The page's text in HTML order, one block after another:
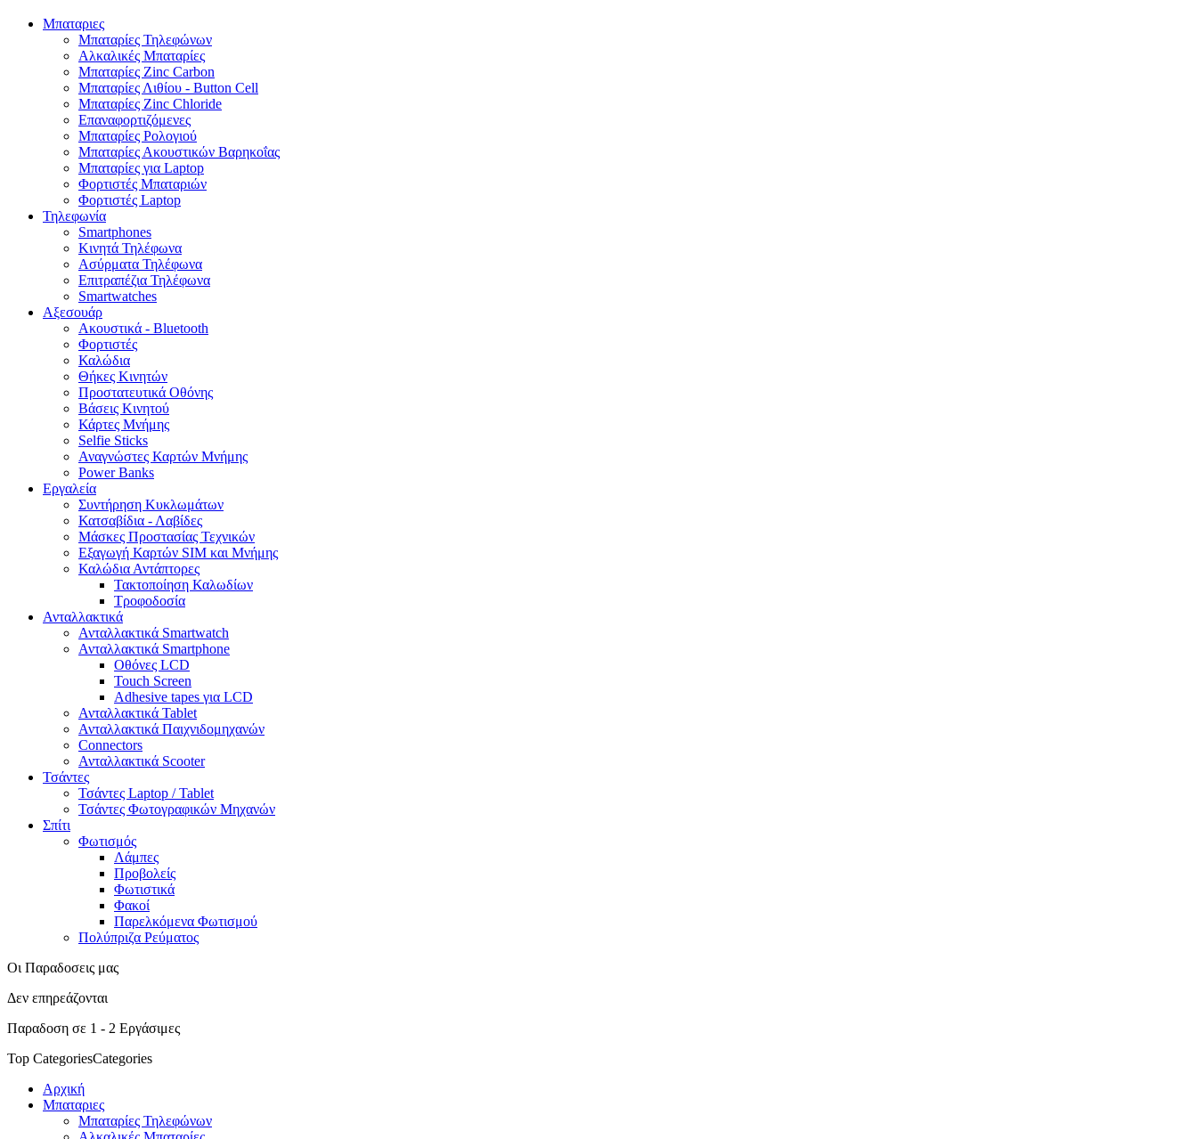
Μπαταριες
Μπαταρίες Τηλεφώνων
Αλκαλικές Μπαταρίες
Μπαταρίες Zinc Carbon
Μπαταρίες Λιθίου - Button Cell
Μπαταρίες Zinc Chloride
Επαναφορτιζόμενες
Μπαταρίες Ρολογιού
Μπαταρίες Ακουστικών Βαρηκοΐας
Μπαταρίες για Laptop
Φορτιστές Μπαταριών
Φορτιστές Laptop
Τηλεφωνία
Smartphones
Κινητά Τηλέφωνα
Ασύρματα Τηλέφωνα
Επιτραπέζια Τηλέφωνα
Smartwatches
Αξεσουάρ
Ακουστικά - Bluetooth
Φορτιστές
Καλώδια
Θήκες Κινητών
Προστατευτικά Οθόνης
Βάσεις Κινητού
Κάρτες Μνήμης
Selfie Sticks
Αναγνώστες Καρτών Μνήμης
Power Banks
Εργαλεία
Συντήρηση Κυκλωμάτων
Κατσαβίδια - Λαβίδες
Μάσκες Προστασίας Τεχνικών
Εξαγωγή Καρτών SIM και Μνήμης
Καλώδια Αντάπτορες
Τακτοποίηση Καλωδίων
Τροφοδοσία
Ανταλλακτικά
Ανταλλακτικά Smartwatch
Ανταλλακτικά Smartphone
Οθόνες LCD
Touch Screen
Adhesive tapes για LCD
Ανταλλακτικά Tablet
Ανταλλακτικά Παιχνιδομηχανών
Connectors
Ανταλλακτικά Scooter
Τσάντες
Τσάντες Laptop / Tablet
Τσάντες Φωτoγραφικών Μηχανών
Σπίτι
Φωτισμός
Λάμπες
Προβολείς
Φωτιστικά
Φακοί
Παρελκόμενα Φωτισμού
Πολύπριζα Ρεύματος
Οι Παραδοσεις μας
Δεν επηρεάζονται
Παραδοση σε 1 - 2 Εργάσιμες
Top CategoriesCategories
Αρχική
Μπαταριες
Μπαταρίες Τηλεφώνων